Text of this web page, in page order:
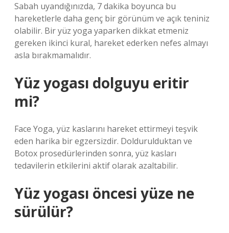
Sabah uyandığınızda, 7 dakika boyunca bu
hareketlerle daha genç bir görünüm ve açık teniniz
olabilir. Bir yüz yoga yaparken dikkat etmeniz
gereken ikinci kural, hareket ederken nefes almayı
asla bırakmamalıdır.
Yüz yogası dolguyu eritir
mi?
Face Yoga, yüz kaslarını hareket ettirmeyi teşvik
eden harika bir egzersizdir. Doldurulduktan ve
Botox prosedürlerinden sonra, yüz kasları
tedavilerin etkilerini aktif olarak azaltabilir.
Yüz yogası öncesi yüze ne
sürülür?